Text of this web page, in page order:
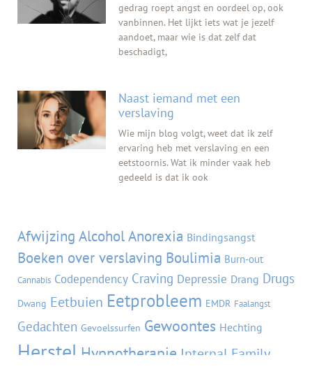
gedrag roept angst en oordeel op, ook
vanbinnen. Het lijkt iets wat je jezelf
aandoet, maar wie is dat zelf dat
beschadigt,
Naast iemand met een
verslaving
Wie mijn blog volgt, weet dat ik zelf
ervaring heb met verslaving en een
eetstoornis. Wat ik minder vaak heb
gedeeld is dat ik ook
Afwijzing AlcoholAnorexia Bindingsangst
Boeken over verslaving Boulimia Burn-out
Cannabis Codependency Craving Depressie Drang Drugs
Dwang Eetbuien Eetprobleem EMDR Faalangst
Gedachten Gevoelssurfen Gewoontes Hechting
Herstel Hypnotherapie Internal Family